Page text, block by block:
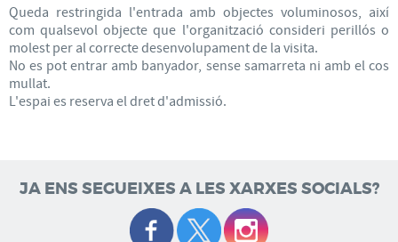
Queda restringida l'entrada amb objectes voluminosos, així
com qualsevol objecte que l'organització consideri perillós o
molest per al correcte desenvolupament de la visita.
No es pot entrar amb banyador, sense samarreta ni amb el cos
mullat.
L'espai es reserva el dret d'admissió.
JA ENS SEGUEIXES A LES XARXES SOCIALS?